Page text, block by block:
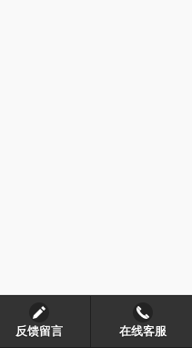
反馈留言 在线客服